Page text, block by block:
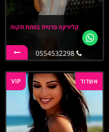
קליניקה פרטית בפתח תקוה
0554532298
VIP אשדוד